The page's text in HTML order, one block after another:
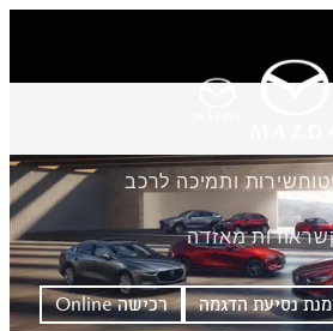
שירות ותמיכה לרכב
אודות מאזדה
נסיעת הדגמה רכישה Online